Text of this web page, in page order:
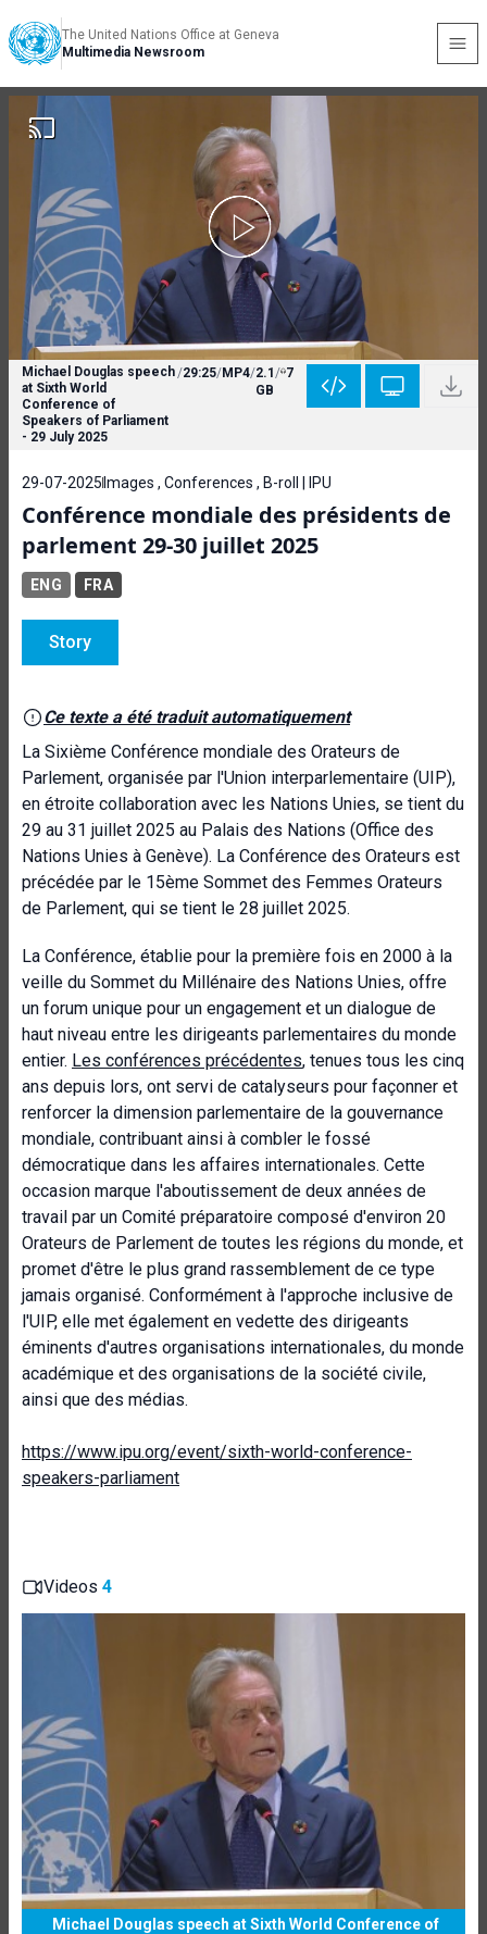
The United Nations Office at Geneva
Multimedia Newsroom
Michael Douglas speech
at Sixth World
Conference of
Speakers of Parliament
- 29 July 2025
/29:25/MP4/2.1
GB
/ 7
29-07-2025 Images , Conferences , B-roll | IPU
Conférence mondiale des présidents de
parlement 29-30 juillet 2025
ENG FRA
Story
Ce texte a été traduit automatiquement
La Sixième Conférence mondiale des Orateurs de
Parlement, organisée par l'Union interparlementaire (UIP),
en étroite collaboration avec les Nations Unies, se tient du
29 au 31 juillet 2025 au Palais des Nations (Office des
Nations Unies à Genève). La Conférence des Orateurs est
précédée par le 15ème Sommet des Femmes Orateurs
de Parlement, qui se tient le 28 juillet 2025.
La Conférence, établie pour la première fois en 2000 à la
veille du Sommet du Millénaire des Nations Unies, offre
un forum unique pour un engagement et un dialogue de
haut niveau entre les dirigeants parlementaires du monde
entier. Les conférences précédentes, tenues tous les cinq
ans depuis lors, ont servi de catalyseurs pour façonner et
renforcer la dimension parlementaire de la gouvernance
mondiale, contribuant ainsi à combler le fossé
démocratique dans les affaires internationales. Cette
occasion marque l'aboutissement de deux années de
travail par un Comité préparatoire composé d'environ 20
Orateurs de Parlement de toutes les régions du monde, et
promet d'être le plus grand rassemblement de ce type
jamais organisé. Conformément à l'approche inclusive de
l'UIP, elle met également en vedette des dirigeants
éminents d'autres organisations internationales, du monde
académique et des organisations de la société civile,
ainsi que des médias.
https://www.ipu.org/event/sixth-world-conference-
speakers-parliament
Videos 4
Michael Douglas speech at Sixth World Conference of